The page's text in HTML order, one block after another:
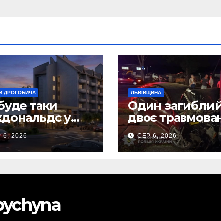
ДРОГОБИЧА
таки
у
(Фото)
6, 2026
ЛЬВІВЩИНА
Один
двоє
внаслідок ДТП
Самбірщині
СЕР 6, 2026